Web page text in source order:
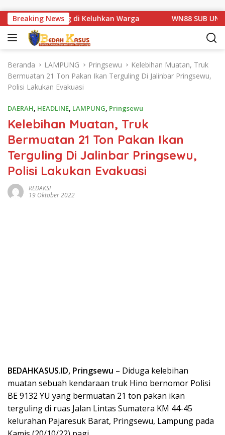
Breaking News
1 Basarang di Keluhkan Warga WN88 SUB UNIT 13
Beranda LAMPUNG Pringsewu
Kelebihan Muatan, Truk
Bermuatan 21 Ton Pakan Ikan Terguling Di Jalinbar Pringsewu,
Polisi Lakukan Evakuasi
DAERAH, HEADLINE, LAMPUNG, Pringsewu
Kelebihan Muatan, Truk
Bermuatan 21 Ton Pakan Ikan
Terguling Di Jalinbar Pringsewu,
Polisi Lakukan Evakuasi
REDAKSI
19 Oktober 2022
BEDAHKASUS.ID, Pringsewu – Diduga kelebihan
muatan sebuah kendaraan truk Hino bernomor Polisi
BE 9132 YU yang bermuatan 21 ton pakan ikan
terguling di ruas Jalan Lintas Sumatera KM 44-45
kelurahan Pajaresuk Barat, Pringsewu, Lampung pada